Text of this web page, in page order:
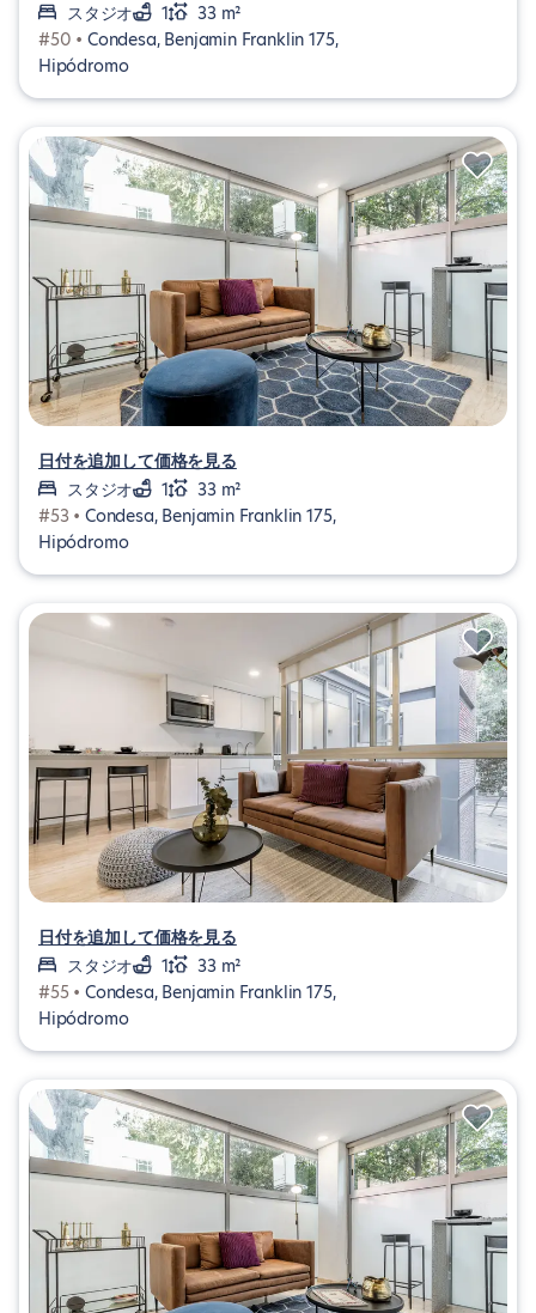
スタジオ
1
33 m²
#50 • Condesa, Benjamin Franklin 175,
Hipódromo
日付を追加して価格を見る
スタジオ
1
33 m²
#53 • Condesa, Benjamin Franklin 175,
Hipódromo
日付を追加して価格を見る
スタジオ
1
33 m²
#55 • Condesa, Benjamin Franklin 175,
Hipódromo